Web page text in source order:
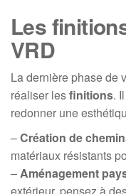
Les
VRD
La dernière phase de
réaliser lesfinitions.
redonner une
–Création de
matériaux résistants
–Aménagement